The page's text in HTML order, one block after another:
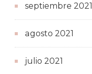
septiembre 2021
agosto 2021
julio 2021